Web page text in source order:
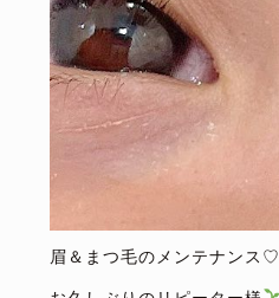
眉＆まつ毛のメンテナンス♡